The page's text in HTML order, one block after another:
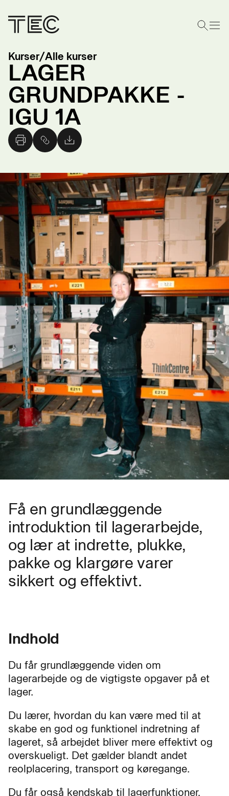
Kurser/Alle kurser
LAGER
GRUNDPAKKE -
IGU 1A
Få en grundlæggende
introduktion til lagerarbejde,
og lær at indrette, plukke,
pakke og klargøre varer
sikkert og effektivt.
Indhold
Du får grundlæggende viden om
lagerarbejde og de vigtigste opgaver på et
lager.
Du lærer, hvordan du kan være med til at
skabe en god og funktionel indretning af
lageret, så arbejdet bliver mere effektivt og
overskueligt. Det gælder blandt andet
reolplacering, transport og køregange.
Du får også kendskab til lagerfunktioner,